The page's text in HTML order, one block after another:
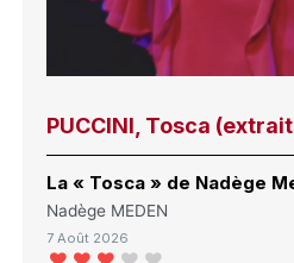
PUCCINI, Tosca
La « Tosca » de Nadège
Nadège MEDEN
7 Août 2026